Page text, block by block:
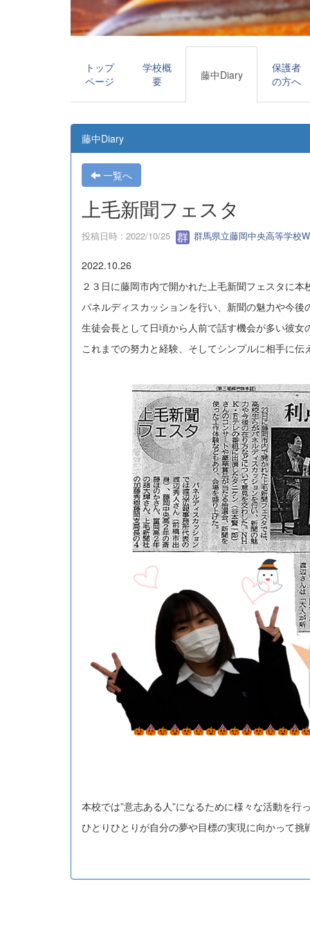
トップ
ページ
学校概
要
藤中Diary
保護者
の方へ
藤中Diary
一覧へ
上毛新聞フェスタ
投稿日時 : 2022/10/25 群馬県立藤岡中央高等学校
2022.10.26
２３日に藤岡市内で開かれた上毛新聞フェスタに本
パネルディスカッションを行い、新聞の魅力や今後
生徒会長として日頃から人前で話す機会が多い彼女
これまでの努力と経験、そしてシンプルに相手に伝
本校では”意志ある人”になるために様々な活動を行っ
ひとりひとりが自分の夢や目標の実現に向かって挑